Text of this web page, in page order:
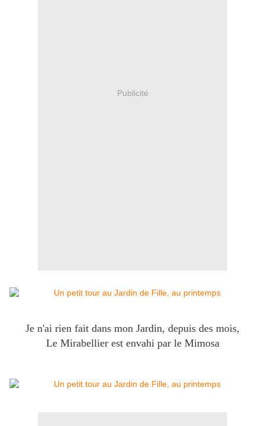
Publicité
Je n'ai rien fait dans mon Jardin, depuis des mois,
Le Mirabellier est envahi par le Mimosa